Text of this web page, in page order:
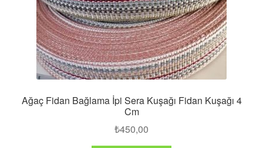
Ağaç Fidan Bağlama İpi Sera Kuşağı Fidan Kuşağı 4
Cm
₺450,00